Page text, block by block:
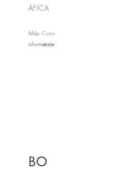
ÁFICA
Más
información
Comentarios
desactivados
BO